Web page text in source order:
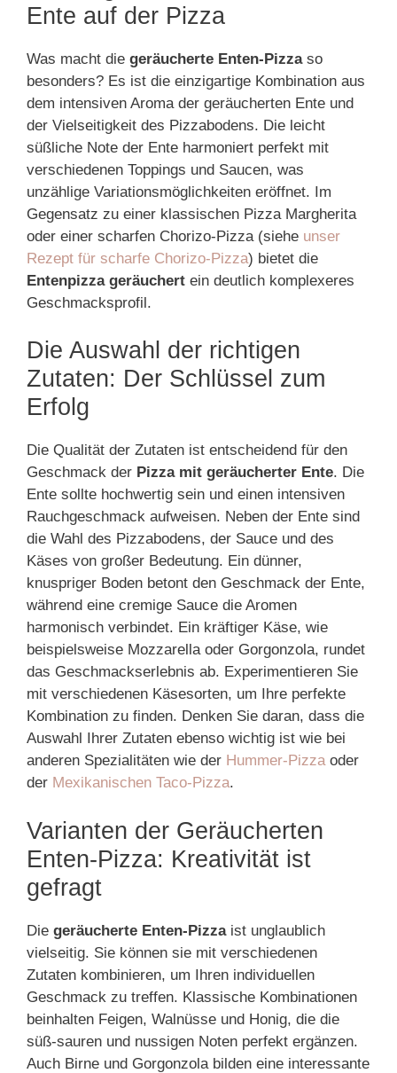
Ente auf der Pizza
Was macht die geräucherte Enten-Pizzaso
besonders? Es ist die einzigartige Kombination aus
dem intensiven Aroma der geräucherten Ente und
der Vielseitigkeit des Pizzabodens. Die leicht
süßliche Note der Ente harmoniert perfekt mit
verschiedenen Toppings und Saucen, was
unzählige Variationsmöglichkeiten eröffnet. Im
Gegensatz zu einer klassischen Pizza Margherita
oder einer scharfen Chorizo-Pizza (siehe unser
Rezept für scharfe Chorizo-Pizza) bietet die
Entenpizza geräuchert ein deutlich komplexeres
Geschmacksprofil.
Die Auswahl der richtigen
Zutaten: Der Schlüssel zum
Erfolg
Die Qualität der Zutaten ist entscheidend für den
Geschmack der Pizza mit geräucherter Ente. Die
Ente sollte hochwertig sein und einen intensiven
Rauchgeschmack aufweisen. Neben der Ente sind
die Wahl des Pizzabodens, der Sauce und des
Käses von großer Bedeutung. Ein dünner,
knuspriger Boden betont den Geschmack der Ente,
während eine cremige Sauce die Aromen
harmonisch verbindet. Ein kräftiger Käse, wie
beispielsweise Mozzarella oder Gorgonzola, rundet
das Geschmackserlebnis ab. Experimentieren Sie
mit verschiedenen Käsesorten, um Ihre perfekte
Kombination zu finden. Denken Sie daran, dass die
Auswahl Ihrer Zutaten ebenso wichtig ist wie bei
anderen Spezialitäten wie der Hummer-Pizzaoder
der Mexikanischen Taco-Pizza.
Varianten der Geräucherten
Enten-Pizza: Kreativität ist
gefragt
Die geräucherte Enten-Pizzaist unglaublich
vielseitig. Sie können sie mit verschiedenen
Zutaten kombinieren, um Ihren individuellen
Geschmack zu treffen. Klassische Kombinationen
beinhalten Feigen, Walnüsse und Honig, die die
süß-sauren und nussigen Noten perfekt ergänzen.
Auch Birne und Gorgonzola bilden eine interessante